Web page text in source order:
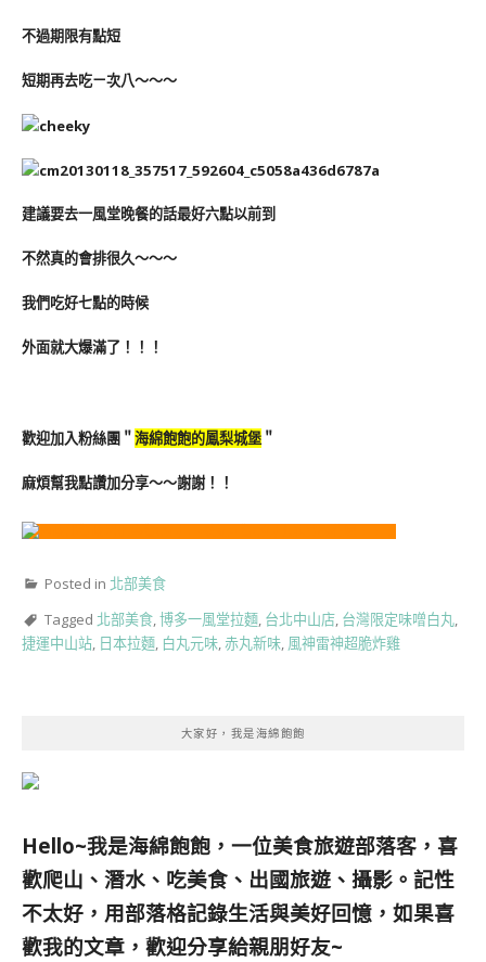
不過期限有點短
短期再去吃ㄧ次八～～～
建議要去一風堂晚餐的話最好六點以前到
不然真的會排很久～～～
我們吃好七點的時候
外面就大爆滿了！！！
歡迎加入粉絲團＂海綿飽飽的鳳梨城堡 ＂
麻煩幫我點讚加分享～～謝謝！！
Posted in 北部美食
Tagged 北部美食,博多一風堂拉麵, 台北中山店, 台灣限定味噌白丸,
捷運中山站, 日本拉麵, 白丸元味,赤丸新味, 風神雷神超脆炸雞
大家好，我是海綿飽飽
Hello~我是海綿飽飽，一位美食旅遊部落客， 喜
歡爬山、潛水、吃美食、出國旅遊、攝影。 記性
不太好，用部落格記錄生活與美好回憶， 如果喜
歡我的文章，歡迎分享給親朋好友~